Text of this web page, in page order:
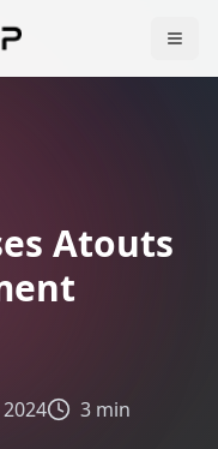
Atouts
3 min